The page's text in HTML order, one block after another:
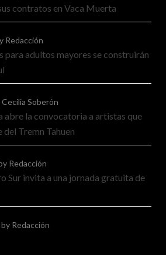
contratos en Vaca Muerta
Redacción
para adultos mayores se construirán
Cecilia Soberón
abre la convocatoria a artistas que
del Tremn Tahuen
Redacción
Sur invita a una jornada gratuita de
by Redacción